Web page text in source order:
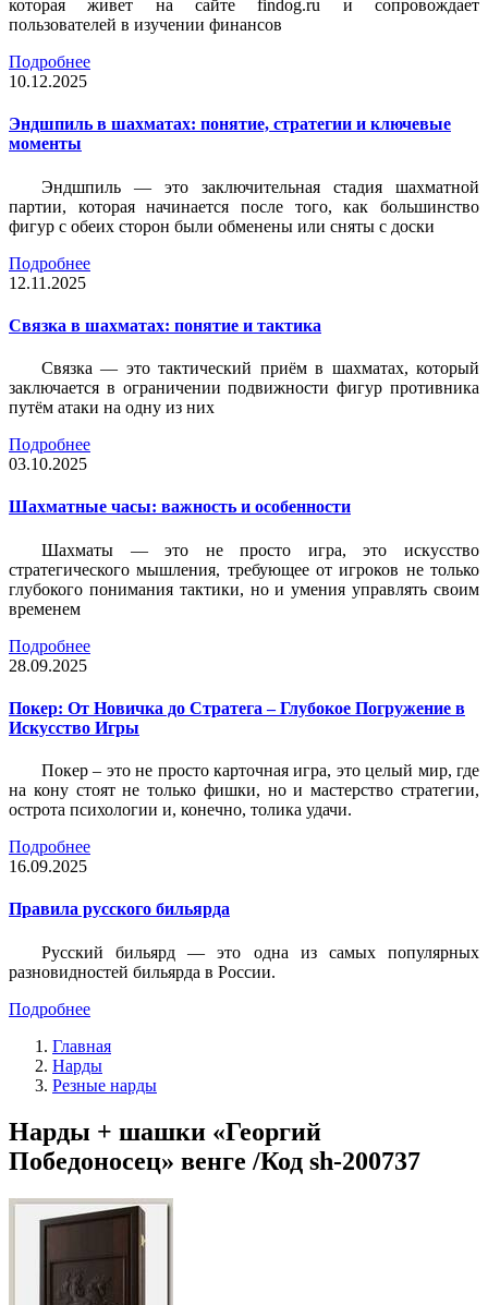
которая живет на сайте findog.ru и сопровождает
пользователей в изучении финансов
Подробнее
10.12.2025
Эндшпиль в шахматах: понятие, стратегии и ключевые
моменты
Эндшпиль — это заключительная стадия шахматной
партии, которая начинается после того, как большинство
фигур с обеих сторон были обменены или сняты с доски
Подробнее
12.11.2025
Связка в шахматах: понятие и тактика
Связка — это тактический приём в шахматах, который
заключается в ограничении подвижности фигур противника
путём атаки на одну из них
Подробнее
03.10.2025
Шахматные часы: важность и особенности
Шахматы — это не просто игра, это искусство
стратегического мышления, требующее от игроков не только
глубокого понимания тактики, но и умения управлять своим
временем
Подробнее
28.09.2025
Покер: От Новичка до Стратега – Глубокое Погружение в
Искусство Игры
Покер – это не просто карточная игра, это целый мир, где
на кону стоят не только фишки, но и мастерство стратегии,
острота психологии и, конечно, толика удачи.
Подробнее
16.09.2025
Правила русского бильярда
Русский бильярд — это одна из самых популярных
разновидностей бильярда в России.
Подробнее
Главная
Нарды
Резные нарды
Нарды + шашки «Георгий
Победоносец» венге /Код sh-200737